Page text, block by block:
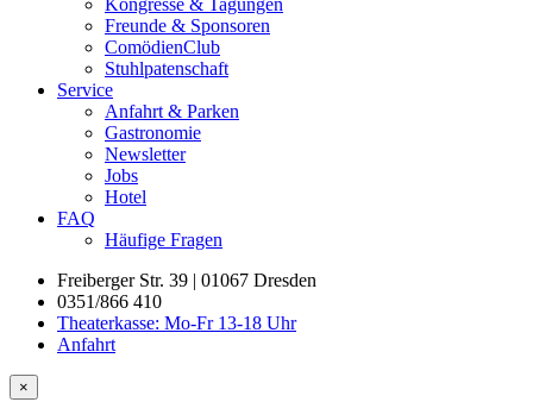
Kongresse & Tagungen
Freunde & Sponsoren
ComödienClub
Stuhlpatenschaft
Service
Anfahrt & Parken
Gastronomie
Newsletter
Jobs
Hotel
FAQ
Häufige Fragen
Freiberger Str. 39 | 01067 Dresden
0351/866 410
Theaterkasse: Mo-Fr 13-18 Uhr
Anfahrt
×